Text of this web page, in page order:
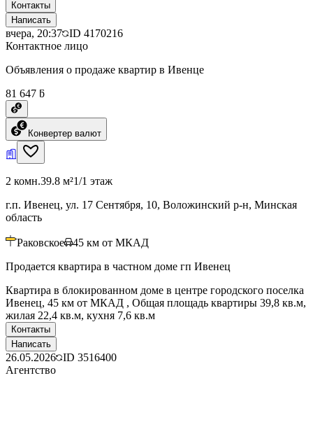
Контакты
Написать
вчера, 20:37 ID 4170216
Контактное лицо
Объявления о продаже квартир в Ивенце
81 647 ƃ
Конвертер валют
2 комн.39.8 м²1/1 этаж
г.п. Ивенец, ул. 17 Сентября, 10, Воложинский р-н, Минская
область
Раковское 45 км от МКАД
Продается квартира в частном доме гп Ивенец
Квартира в блокированном доме в центре городского поселка
Ивенец, 45 км от МКАД , Общая площадь квартиры 39,8 кв.м,
жилая 22,4 кв.м, кухня 7,6 кв.м
Контакты
Написать
26.05.2026 ID 3516400
Агентство